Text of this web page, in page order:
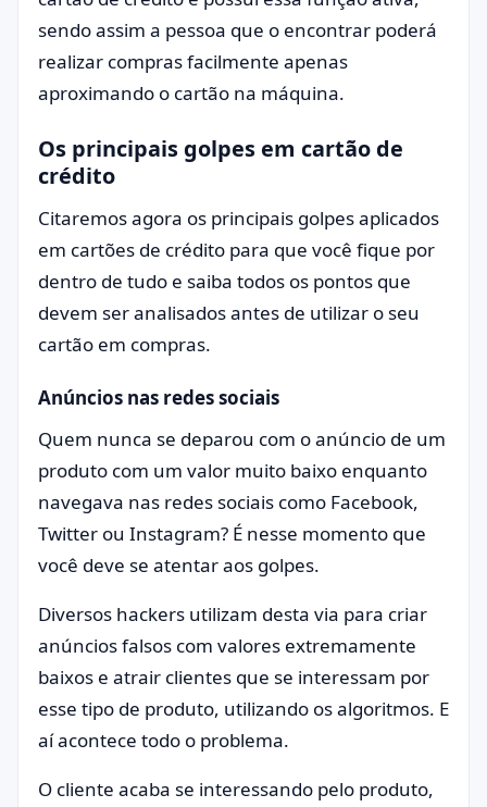
sendo assim a pessoa que o encontrar poderá
realizar compras facilmente apenas
aproximando o cartão na máquina.
Os principais golpes em cartão de
crédito
Citaremos agora os principais golpes aplicados
em cartões de crédito para que você fique por
dentro de tudo e saiba todos os pontos que
devem ser analisados antes de utilizar o seu
cartão em compras.
Anúncios nas redes sociais
Quem nunca se deparou com o anúncio de um
produto com um valor muito baixo enquanto
navegava nas redes sociais como Facebook,
Twitter ou Instagram? É nesse momento que
você deve se atentar aos golpes.
Diversos hackers utilizam desta via para criar
anúncios falsos com valores extremamente
baixos e atrair clientes que se interessam por
esse tipo de produto, utilizando os algoritmos. E
aí acontece todo o problema.
O cliente acaba se interessando pelo produto,